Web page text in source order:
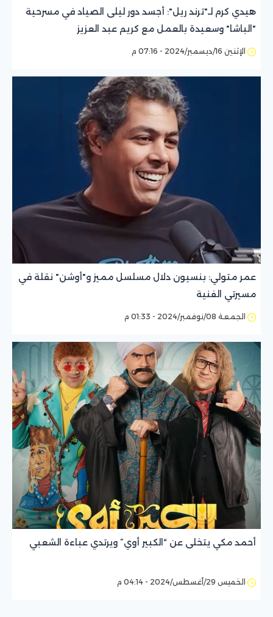
هيدي كرم لـ"ترند ريل": أجسد دور ليلى الصياد في مسرحية
"الباشا" وسعيدة بالعمل مع كريم عبد العزيز
الإثنين 16/ديسمبر/2024 - 07:16 م
عمر متولي: بنسيون دلال مسلسل مميز و"أوشن" نقلة في
مسيرتي الفنية
الجمعة 08/نوفمبر/2024 - 01:33 م
أحمد مكي يتخلى عن “الكبير أوي” ويرتدي عباءة الشعبي
الخميس 29/أغسطس/2024 - 04:14 م